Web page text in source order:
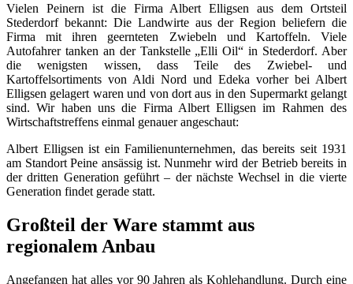
Vielen Peinern ist die Firma Albert Elligsen aus dem Ortsteil
Stederdorf bekannt: Die Landwirte aus der Region beliefern die
Firma mit ihren geernteten Zwiebeln und Kartoffeln. Viele
Autofahrer tanken an der Tankstelle „Elli Oil“ in Stederdorf. Aber
die wenigsten wissen, dass Teile des Zwiebel- und
Kartoffelsortiments von Aldi Nord und Edeka vorher bei Albert
Elligsen gelagert waren und von dort aus in den Supermarkt gelangt
sind. Wir haben uns die Firma Albert Elligsen im Rahmen des
Wirtschaftstreffens einmal genauer angeschaut:
Albert Elligsen ist ein Familienunternehmen, das bereits seit 1931
am Standort Peine ansässig ist. Nunmehr wird der Betrieb bereits in
der dritten Generation geführt – der nächste Wechsel in die vierte
Generation findet gerade statt.
Großteil der Ware stammt aus
regionalem Anbau
Angefangen hat alles vor 90 Jahren als Kohlehandlung. Durch eine